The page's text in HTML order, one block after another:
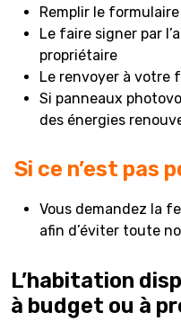
Remplir le
Le faire signer par
propriétaire
Le renvoyer à votre
Si panneaux
des énergies
Si ce n’est pas
Vous demandez la
afin d’éviter toute
L’habitation
à budget ou à